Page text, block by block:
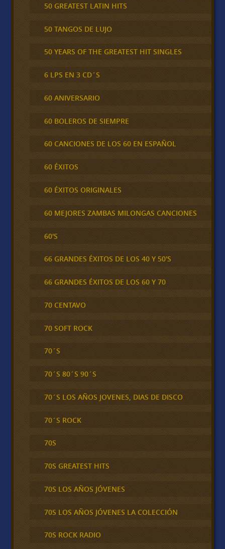
50 GREATEST LATIN HITS
50 TANGOS DE LUJO
50 YEARS OF THE GREATEST HIT SINGLES
6 LPS EN 3 CD´S
60 ANIVERSARIO
60 BOLEROS DE SIEMPRE
60 CANCIONES DE LOS 60 EN ESPAÑOL
60 ÉXITOS
60 ÉXITOS ORIGINALES
60 MEJORES ZAMBAS MILONGAS CANCIONES
60'S
66 GRANDES ÉXITOS DE LOS 40 Y 50'S
66 GRANDES ÉXITOS DE LOS 60 Y 70
70 CENTAVO
70 SOFT ROCK
70´S
70´S 80´S 90´S
70´S LOS AÑOS JOVENES, DIAS DE DISCO
70´S ROCK
70S
70S GREATEST HITS
70S LOS AÑOS JÓVENES
70S LOS AÑOS JÓVENES LA COLECCIÓN
70S ROCK RADIO